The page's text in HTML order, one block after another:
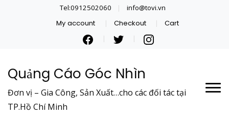
Tel:0912502060 info@tovi.vn
My account Checkout Cart
Quảng Cáo Góc Nhìn
Đơn vị – Gia Công, Sản Xuất…cho các đối tác tại
TP.Hồ Chí Minh